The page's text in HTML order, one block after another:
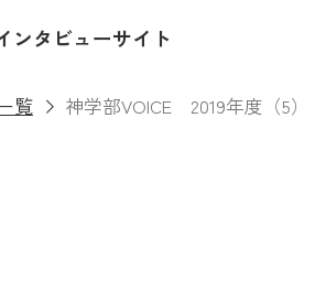
ンタビューサイト
覧 神学部VOICE 2019年度（5）